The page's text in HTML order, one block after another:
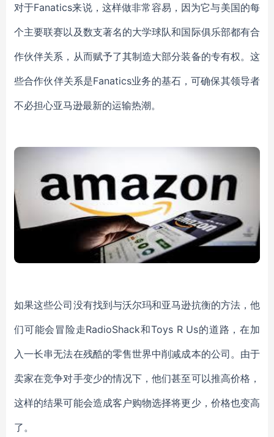
对于Fanatics来说，这样做非常容易，因为它与美国的每
个主要联赛以及数支著名的大学球队和国际俱乐部都有合
作伙伴关系，从而赋予了其制造大部分装备的专有权。这
些合作伙伴关系是Fanatics业务的基石，可确保其领导者
不必担心亚马逊最新的运输热潮。
如果这些公司没有找到与沃尔玛和亚马逊抗衡的方法，他
们可能会冒险走RadioShack和Toys R Us的道路，在加
入一长串无法在残酷的零售世界中削减成本的公司。由于
卖家在竞争对手变少的情况下，他们甚至可以推高价格，
这样的结果可能会造成客户购物选择将更少，价格也变高
了。